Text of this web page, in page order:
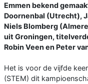
Emmen bekend
Doornenbal (Utrecht),
Niels Blomberg
uit Groningen,
Robin Veen en Peter
Het is voor de vijfde
(STEM) dit